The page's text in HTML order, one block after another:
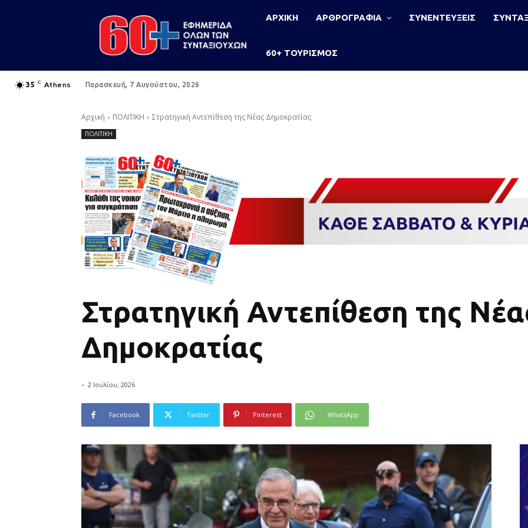
ΑΡΧΙΚΗ ΑΡΘΡΟΓΡΑΦΙΑ ΣΥΝΕΝΤΕΥΞΕΙΣ
60+ ΤΟΥΡΙΣΜΟΣ
35 C Athens Παρασκευή, 7 Αυγούστου, 2026
Αρχική ΠΟΛΙΤΙΚΗ Στρατηγική Αντεπίθεση της Νέας Δημοκρατίας
ΠΟΛΙΤΙΚΗ
Στρατηγική Αντεπίθεση της
Δημοκρατίας
- 2 Ιουλίου, 2026
Facebook Twitter Pinterest WhatsApp